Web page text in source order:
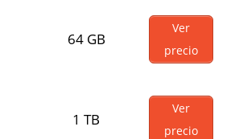
64 GB
Ver
precio
1 TB
Ver
precio